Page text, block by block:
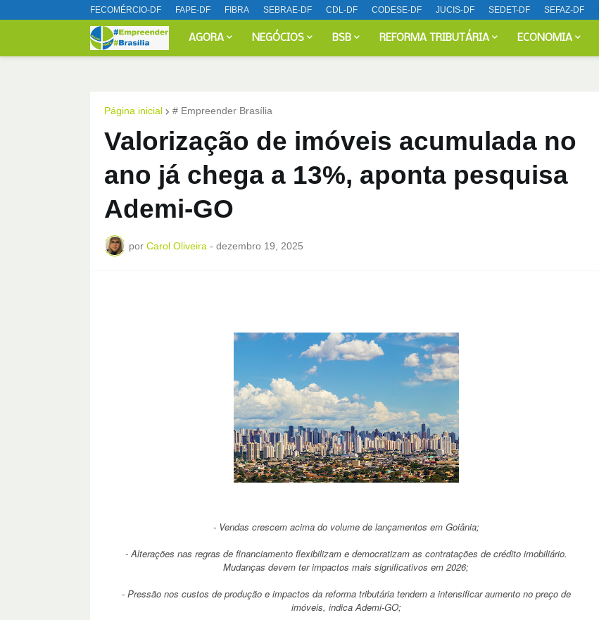
FECOMÉRCIO-DF FAPE-DF FIBRA SEBRAE-DF CDL-DF CODESE-DF JUCIS-DF SEDET-DF SEFAZ-DF
AGORA NEGÓCIOS BSB REFORMA TRIBUTÁRIA ECONOMIA
Página inicial # Empreender Brasília
Valorização de imóveis acumulada no
ano já chega a 13%, aponta pesquisa
Ademi-GO
por Carol Oliveira - dezembro 19, 2025
- Vendas crescem acima do volume de lançamentos em Goiânia;
- Alterações nas regras de financiamento flexibilizam e democratizam as contratações de crédito imobiliário.
Mudanças devem ter impactos mais significativos em 2026;
- Pressão nos custos de produção e impactos da reforma tributária tendem a intensificar aumento no preço de
imóveis, indica Ademi-GO;